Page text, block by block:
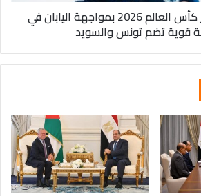
أصحاب المعاشات وتحسين قدرتهم على
في إطار حزمة الحماية الاجتماعية التي
الأكثر احتياجًا.
إلى منظومة التأمين الصحي الشامل
هولندا تبدأ مشوار كأس العالم 2026 بمواجهة اليابان في
قوية تضم تونس والسويد